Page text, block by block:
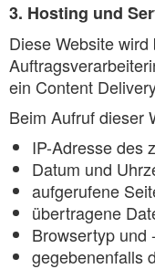
3. Hosting und
Diese Website
ein Content
Beim Aufruf dieser
IP-Adresse des
Datum und
aufgerufene
übertragene
Browsertyp und
gegebenenfalls